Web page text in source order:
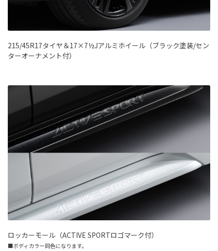
215/45R17タイヤ＆17×7½Jアルミホイール（ブラック塗装/セン
ターオーナメント付）
ロッカーモール（ACTIVE SPORTロゴマーク付）
■ボディカラー同色になります。